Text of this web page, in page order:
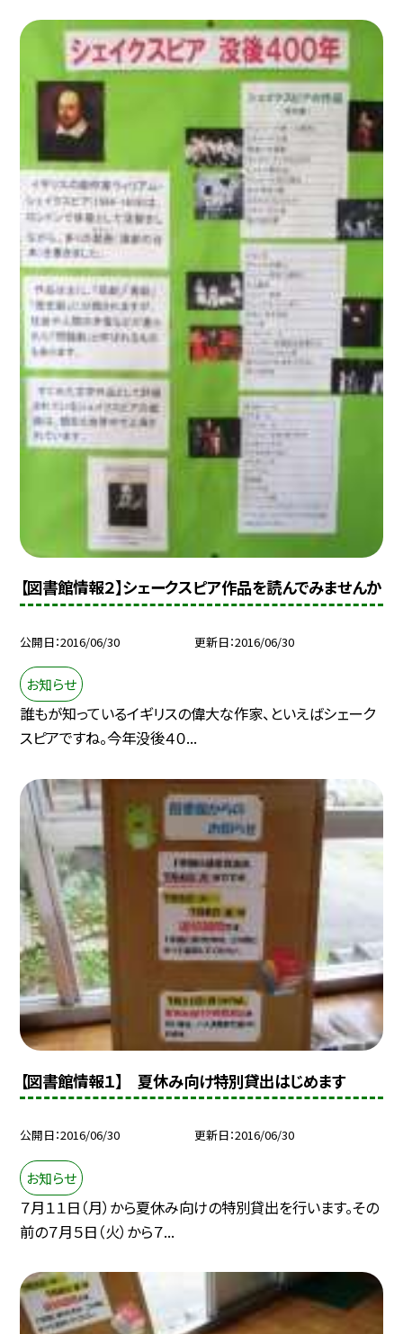
【図書館情報２】シェークスピア作品を読んでみませんか
公開日 2016/06/30 更新日 2016/06/30
お知らせ
誰もが知っているイギリスの偉大な作家、といえばシェーク
スピアですね。今年没後４０...
【図書館情報１】 夏休み向け特別貸出はじめます
公開日 2016/06/30 更新日 2016/06/30
お知らせ
７月１１日（月）から夏休み向けの特別貸出を行います。その
前の７月５日（火）から７...